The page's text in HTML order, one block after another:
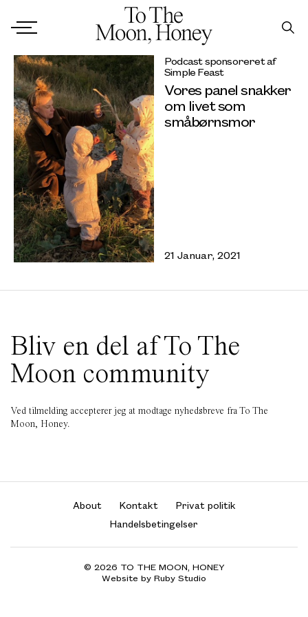
Podcast sponsoreret af
Simple Feast
Vores panel snakker
om livet som
småbørnsmor
21 Januar, 2021
Bliv en del af To The
Moon community
Ved tilmelding accepterer jeg at modtage nyhedsbreve fra To The
Moon, Honey.
About Kontakt
Privat politik
Handelsbetingelser
© 2026 TO THE MOON, HONEY
Website by Ruby Studio